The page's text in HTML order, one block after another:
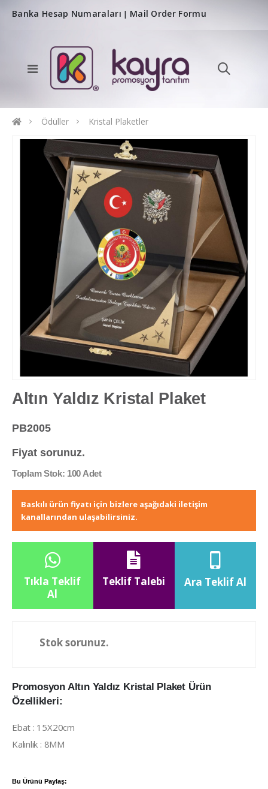
Banka Hesap Numaraları | Mail Order Formu
Ödüller Kristal Plaketler
Altın Yaldız Kristal Plaket
PB2005
Fiyat sorunuz.
Toplam Stok: 100 Adet
Baskılı ürün fiyatı için bizlere aşağıdaki iletişim
kanallarından ulaşabilirsiniz.
Tıkla Teklif
Al
Teklif Talebi Ara Teklif Al
Stok sorunuz.
Promosyon Altın Yaldız Kristal Plaket Ürün
Özellikleri:
Ebat : 15X20cm
Kalınlık : 8MM
Bu Ürünü Paylaş: